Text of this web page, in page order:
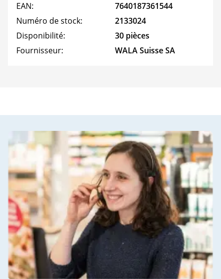
EAN:
7640187361544
Numéro de stock:
2133024
Disponibilité:
30 pièces
Fournisseur:
WALA Suisse SA